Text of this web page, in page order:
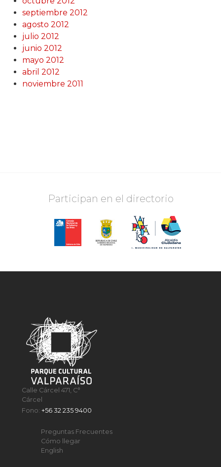
septiembre 2012
agosto 2012
julio 2012
junio 2012
mayo 2012
abril 2012
noviembre 2011
Participan en el directorio
Calle Cárcel 471, C°
Cárcel
Fono:+56 32 235 9400
Preguntas Frecuentes
Cómo llegar
English